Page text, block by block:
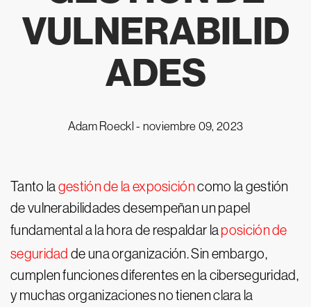
VULNERABILID
ADES
Adam Roeckl - noviembre 09, 2023
Tanto la gestión de la exposicióncomo la gestión
de vulnerabilidades desempeñan un papel
fundamental a la hora de respaldar la posición de
seguridad de una organización. Sin embargo,
cumplen funciones diferentes en la ciberseguridad,
y muchas organizaciones no tienen clara la